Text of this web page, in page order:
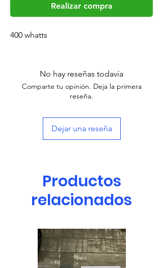
Realizar compra
400 whatts
No hay reseñas todavía
Comparte tu opinión. Deja la primera
reseña.
Dejar una reseña
Productos
relacionados